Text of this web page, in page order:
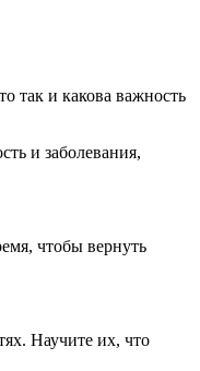
так и какова важность
и заболевания,
чтобы вернуть
Научите их, что